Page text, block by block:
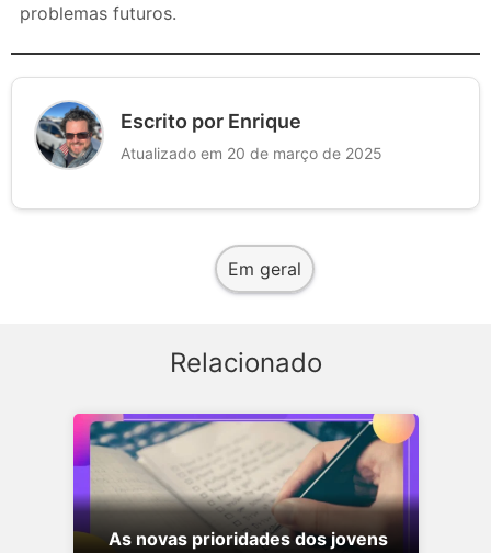
problemas futuros.
Escrito por Enrique
Atualizado em 20 de março de 2025
Em geral
Relacionado
As novas prioridades dos jovens